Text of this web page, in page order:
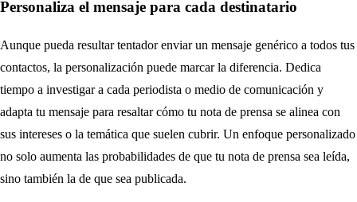
Personaliza el mensaje para cada destinatario
Aunque pueda resultar tentador enviar un mensaje genérico a todos tus
contactos, la personalización puede marcar la diferencia. Dedica
tiempo a investigar a cada periodista o medio de comunicación y
adapta tu mensaje para resaltar cómo tu nota de prensa se alinea con
sus intereses o la temática que suelen cubrir. Un enfoque personalizado
no solo aumenta las probabilidades de que tu nota de prensa sea leída,
sino también la de que sea publicada.